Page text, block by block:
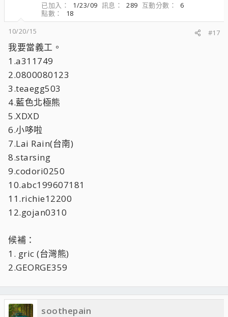
已加入
1/23/09 訊息 289 互動分數
6
點數
18
10/20/15
#17
我要當義工。
1.a311749
2.0800080123
3.teaegg503
4.藍色北極熊
5.XDXD
6.小哆啦
7.Lai Rain(台南)
8.starsing
9.codori0250
10.abc199607181
11.richie12200
12.gojan0310
候補：
1. gric (台灣熊)
2.GEORGE359
soothepain